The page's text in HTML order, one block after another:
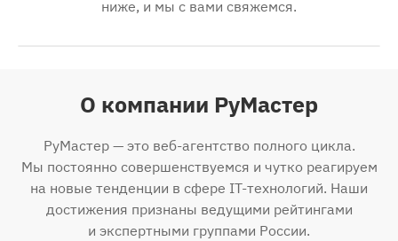
ниже, и мы с вами свяжемся.
О компании РуМастер
РуМастер — это веб-агентство полного цикла.
Мы постоянно совершенствуемся и чутко реагируем
на новые тенденции в сфере IT-технологий. Наши
достижения признаны ведущими рейтингами
и экспертными группами России.